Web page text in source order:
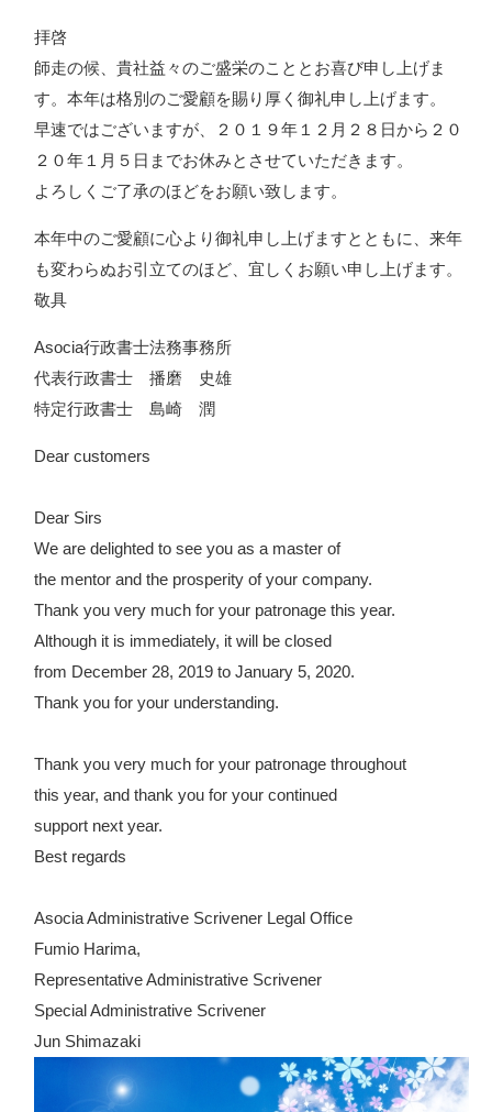
拝啓
師走の候、貴社益々のご盛栄のこととお喜び申し上げま
す。本年は格別のご愛顧を賜り厚く御礼申し上げます。
早速ではございますが、２０１９年１２月２８日から２０
２０年１月５日までお休みとさせていただきます。
よろしくご了承のほどをお願い致します。
本年中のご愛顧に心より御礼申し上げますとともに、来年
も変わらぬお引立てのほど、宜しくお願い申し上げます。
敬具
Asocia行政書士法務事務所
代表行政書士 播磨 史雄
特定行政書士 島崎 潤
Dear customers
Dear Sirs
the mentor and the prosperity of your company.
Thank you very much for your patronage this year.
Although it is immediately, it will be closed
from December 28, 2019 to January 5, 2020.
Thank you for your understanding.
Thank you very much for your patronage throughout
this year, and thank you for your continued
support next year.
Best regards
Asocia Administrative Scrivener Legal Office
Fumio Harima,
Representative Administrative Scrivener
Special Administrative Scrivener
Jun Shimazaki